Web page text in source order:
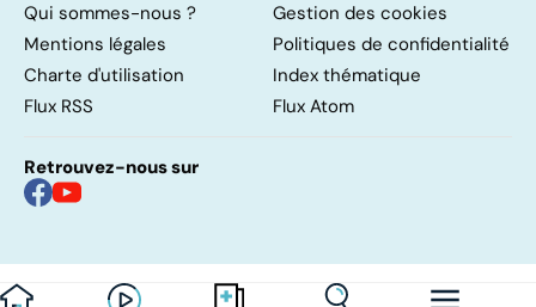
Qui sommes-nous ?
Gestion des cookies
Mentions légales
Politiques de confidentialité
Charte d'utilisation
Index thématique
Flux RSS
Flux Atom
Retrouvez-nous sur